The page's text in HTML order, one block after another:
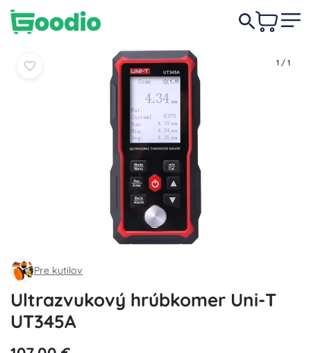
1 / 1
Pre kutilov
Ultrazvukový hrúbkomer Uni-T
UT345A
107,00 € Do košíka